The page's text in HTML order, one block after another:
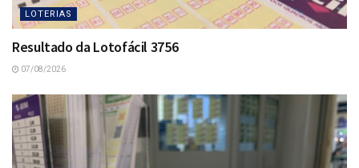
LOTERIAS
Resultado da Lotofácil 3756
07/08/2026